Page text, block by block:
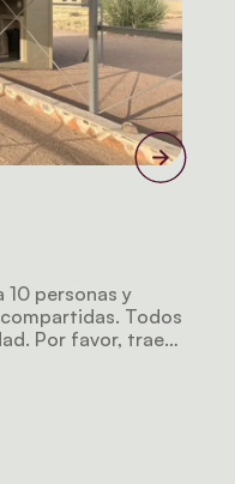
personas y
Todos
Por favor, traed
y equipo.